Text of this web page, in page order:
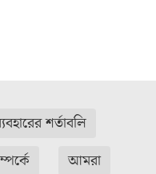
শর্তাবলি
আমরা